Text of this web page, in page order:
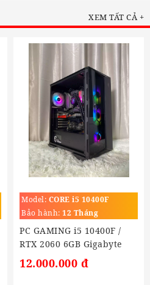
XEM TẤT CẢ +
Model: CORE i5 10400F
(2.6GHz Turbo 4.4GHz)
Bảo hành: 12 Tháng
PC GAMING i5 10400F /
RTX 2060 6GB Gigabyte
12.000.000 đ